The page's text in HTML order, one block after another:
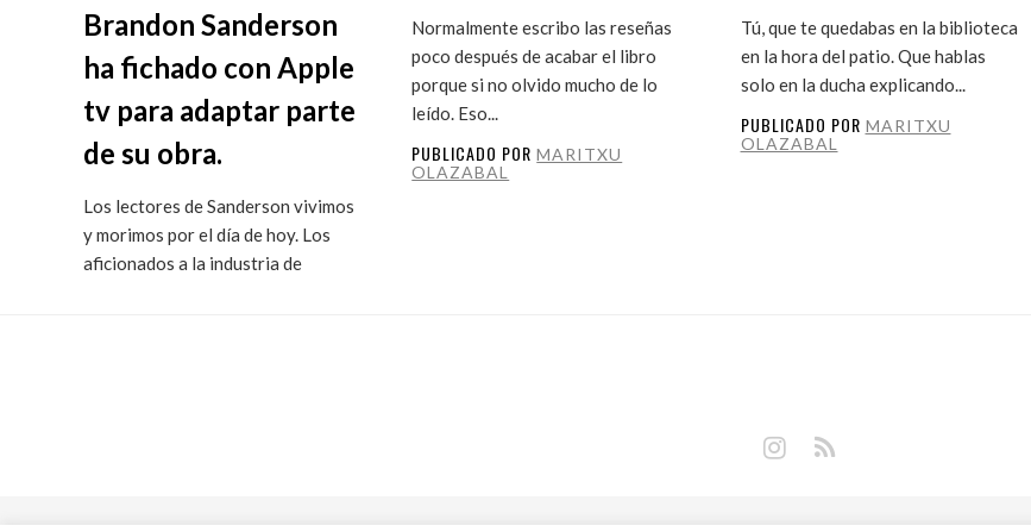
Brandon Sanderson
ha fichado con Apple
tv para adaptar parte
de su obra.
Los lectores de Sanderson vivimos
y morimos por el día de hoy. Los
aficionados a la industria de
Normalmente escribo las reseñas
poco después de acabar el libro
porque si no olvido mucho de lo
leído. Eso...
PUBLICADO PORMARITXU
OLAZABAL
Tú, que te quedabas en la biblioteca
en la hora del patio. Que hablas
solo en la ducha explicando...
PUBLICADO POR MARITXU
OLAZABAL